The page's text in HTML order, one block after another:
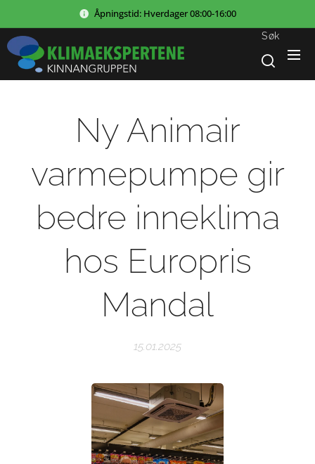
Åpningstid: Hverdager08:00-16:00
Søk
Ny Animair
varmepumpe gir
bedre inneklima
hos Europris
Mandal
15.01.2025